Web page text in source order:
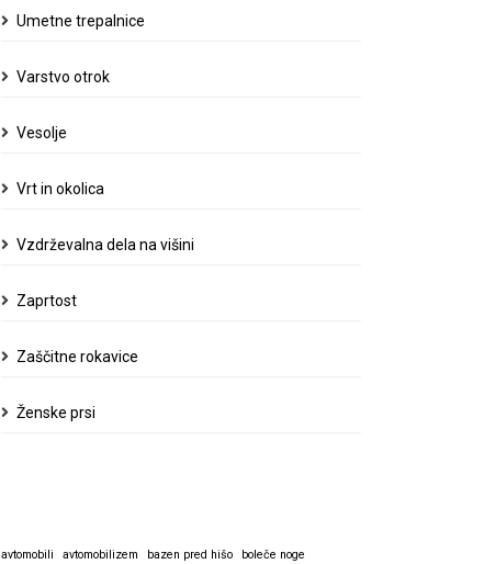
Umetne trepalnice
Varstvo otrok
Vesolje
Vrt in okolica
Vzdrževalna dela na višini
Zaprtost
Zaščitne rokavice
Ženske prsi
avtomobili avtomobilizem bazen pred hišo
boleče noge